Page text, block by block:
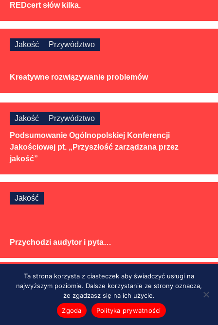
REDcert słów kilka.
Jakość Przywództwo
Kreatywne rozwiązywanie problemów
Jakość Przywództwo
Podsumowanie Ogólnopolskiej Konferencji
Jakościowej pt. „Przyszłość zarządzana przez
jakość”
Jakość
Przychodzi audytor i pyta…
Jakość
Role i odpowiedzialności właścicieli procesów na
Ta strona korzysta z ciasteczek aby świadczyć usługi na
najwyższym poziomie. Dalsze korzystanie ze strony oznacza,
że zgadzasz się na ich użycie.
Zgoda
Polityka prywatności